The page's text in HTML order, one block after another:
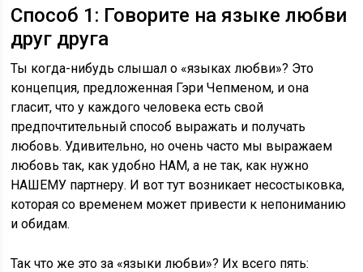
Способ 1: Говорите на языке любви
друг друга
Ты когда-нибудь слышал о «языках любви»? Это
концепция, предложенная Гэри Чепменом, и она
гласит, что у каждого человека есть свой
предпочтительный способ выражать и получать
любовь. Удивительно, но очень часто мы выражаем
любовь так, как удобно НАМ, а не так, как нужно
НАШЕМУ партнеру. И вот тут возникает несостыковка,
которая со временем может привести к непониманию
и обидам.
Так что же это за «языки любви»? Их всего пять: